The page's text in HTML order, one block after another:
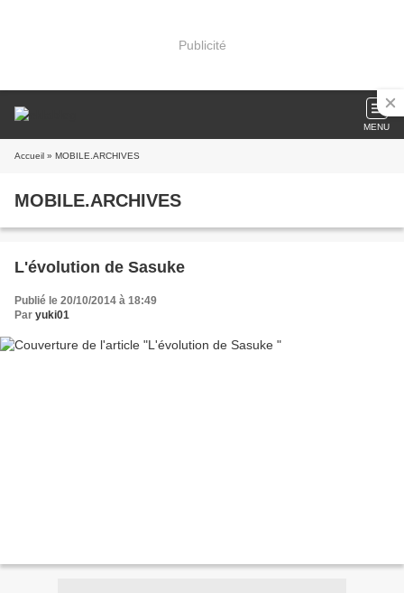
Publicité
MENU
Accueil » MOBILE.ARCHIVES
MOBILE.ARCHIVES
L'évolution de Sasuke
Publié le 20/10/2014 à 18:49
Par yuki01